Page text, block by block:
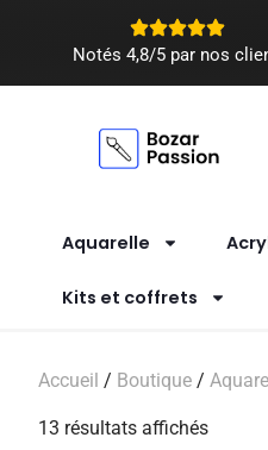
Notés 4,8/5 par nos
Aquarelle
Kits et coffrets
Accueil / Boutique /
13 résultats affichés